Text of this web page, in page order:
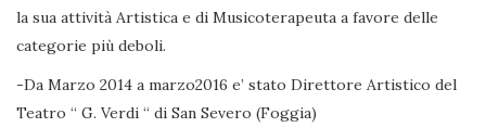
la sua attività Artistica e di Musicoterapeuta a favore delle
categorie più deboli.
-Da Marzo 2014 a marzo2016 e’ stato Direttore Artistico del
Teatro “ G. Verdi “ di San Severo (Foggia)